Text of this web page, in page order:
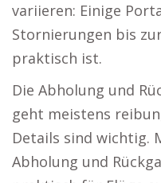
variieren: Einige
Stornierungen bis
praktisch ist.
Die Abholung und
geht meistens
Details sind wichtig.
Abholung und